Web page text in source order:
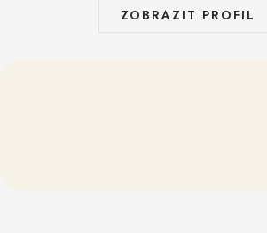
ZOBRAZIT PROFIL